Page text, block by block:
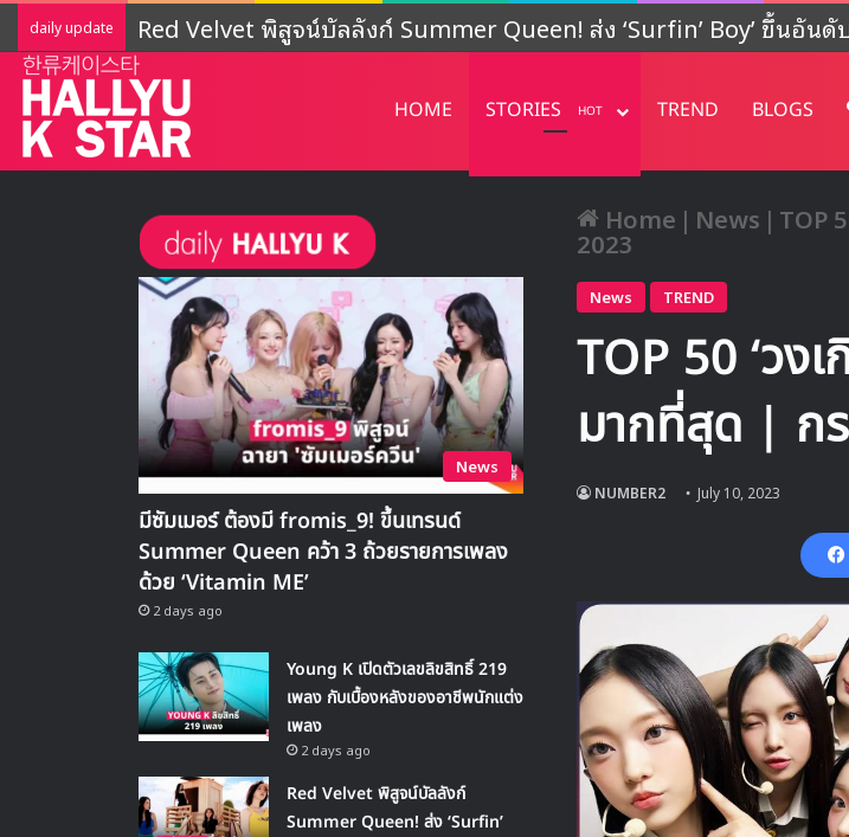
daily update LIGHTSUM เตรียมเดบิวต์ใหม่ เดินหน้าโปรเจคต์ในญี่ปุ่น
HOME STORIES HOT TREND BLOGS
Home | News | TOP
2023
News TREND
TOP 50 ‘วง
มากที่สุด | ก
NUMBER2 July 10, 2023
News
มีซัมเมอร์ ต้องมี fromis_9! ขึ้นเทรนด์
Summer Queen คว้า 3 ถ้วยรายการเพลง
ด้วย ‘Vitamin ME’
2 days ago
Young K เปิดตัวเลขลิขสิทธิ์ 219
เพลง กับเบื้องหลังของอาชีพนักแต่ง
เพลง
2 days ago
Red Velvet พิสูจน์บัลลังก์
Summer Queen! ส่ง ‘Surfin’